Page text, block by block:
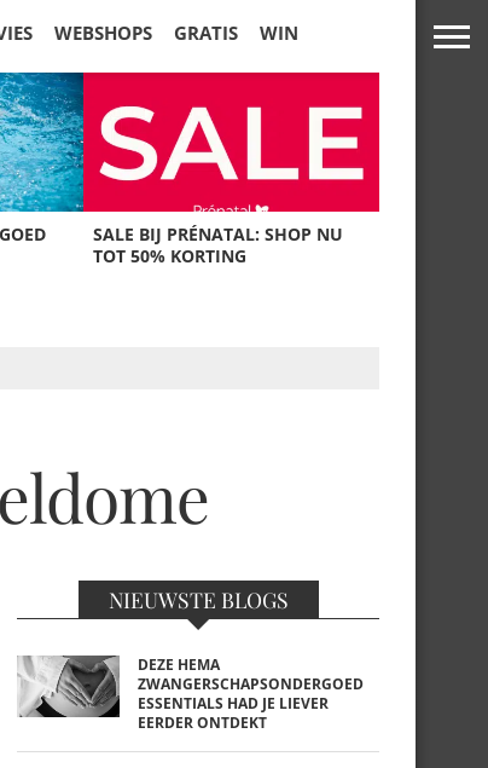
WEBSHOPS GRATIS WIN
SALE BIJ PRÉNATAL: SHOP NU
TOT 50% KORTING
NIEUWSTE BLOGS
DEZE HEMA
ZWANGERSCHAPSONDERGOED
ESSENTIALS HAD JE LIEVER
EERDER ONTDEKT